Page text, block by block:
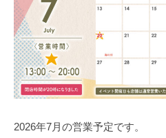
2026年7月の営業予定です。